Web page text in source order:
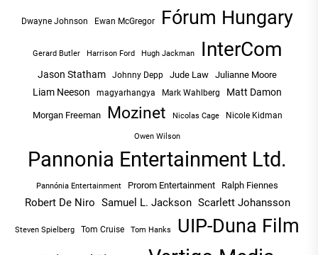
Dwayne Johnson Ewan McGregor Fórum Hungary
Gerard Butler Harrison Ford Hugh Jackman InterCom
Jason Statham Johnny Depp Jude Law Julianne Moore
Liam Neeson magyarhangya Mark Wahlberg Matt Damon
Morgan Freeman Mozinet Nicolas Cage Nicole Kidman
Owen Wilson
Pannonia Entertainment Ltd.
Pannónia Entertainment Prorom Entertainment Ralph Fiennes
Robert De Niro Samuel L. Jackson Scarlett Johansson
Steven Spielberg Tom Cruise Tom Hanks UIP-Duna Film